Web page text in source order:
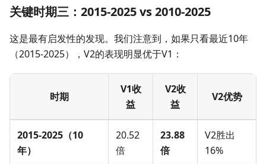
关键时期三：2015-2025 vs 2010-2025
这是最有启发性的发现。我们注意到，如果只看最近10年
（2015-2025），V2的表现明显优于V1：
时期
V1收
益
V2收
益
V2优势
2015-2025（10
年）
20.52
倍
23.88
倍
V2胜出
16%